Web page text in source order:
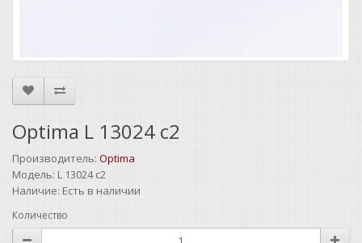
Optima L 13024 c2
Производитель: Optima
Модель: L 13024 c2
Наличие: Есть в наличии
Количество